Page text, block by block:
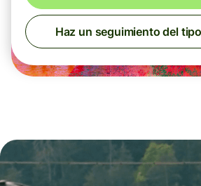
Haz un seguimiento del